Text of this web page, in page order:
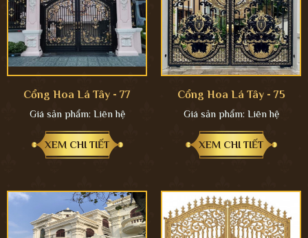
Cổng Hoa Lá Tây - 77
Giá sản phẩm: Liên hệ
XEM CHI TIẾT
Cổng Hoa Lá Tây - 75
Giá sản phẩm: Liên hệ
XEM CHI TIẾT